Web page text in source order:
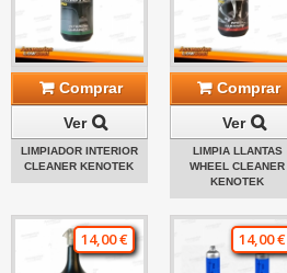
Comprar
Ver
LIMPIADOR INTERIOR
CLEANER KENOTEK
Comprar
Ver
LIMPIA LLANTAS
WHEEL CLEANER
KENOTEK
14,00 € 14,00 €